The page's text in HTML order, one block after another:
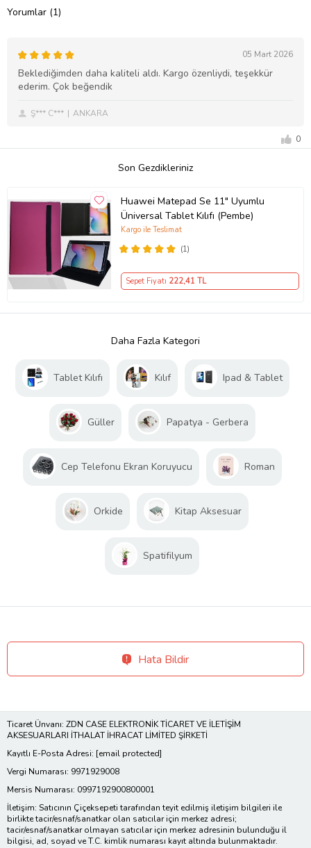
Yorumlar (1)
05 Mart 2026
Beklediğimden daha kaliteli aldı. Kargo özenliydi, teşekkür
ederim. Çok beğendik
Ş*** C*** ANKARA
0
Son Gezdikleriniz
Huawei Matepad Se 11" Uyumlu
Üniversal Tablet Kılıfı (Pembe)
(1)
Kargo ile Teslimat
Sepet Fiyatı 222,41 TL
Daha Fazla Kategori
Tablet Kılıfı Kılıf Ipad & Tablet
Güller Papatya - Gerbera
Cep Telefonu Ekran Koruyucu Roman
Orkide Kitap Aksesuar
Spatifilyum
Hata Bildir
Ticaret Ünvanı: ZDN CASE ELEKTRONİK TİCARET VE İLETİŞİM
AKSESUARLARI İTHALAT İHRACAT LİMİTED ŞİRKETİ
Kayıtlı E-Posta Adresi: [email protected]
Vergi Numarası: 9971929008
Mersis Numarası: 0997192900800001
İletişim: Satıcının Çiçeksepeti tarafından teyit edilmiş iletişim bilgileri ile
birlikte tacir/esnaf/sanatkar olan satıcılar için merkez adresi;
tacir/esnaf/sanatkar olmayan satıcılar için merkez adresinin bulunduğu il
bilgisi, ad, soyad ve T.C. kimlik numarası kayıt altında bulunmaktadır.